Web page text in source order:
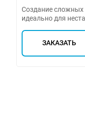
Создание сложных
идеально для
ЗАКАЗАТЬ